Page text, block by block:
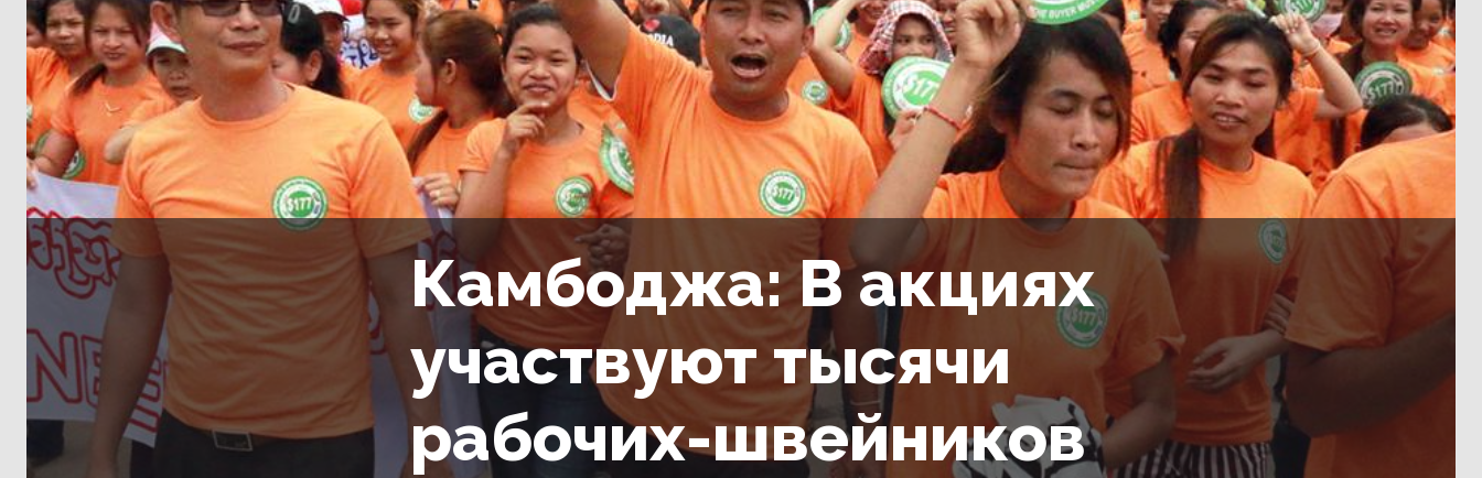
Камбоджа: В акциях
участвуют тысячи
рабочих-швейников